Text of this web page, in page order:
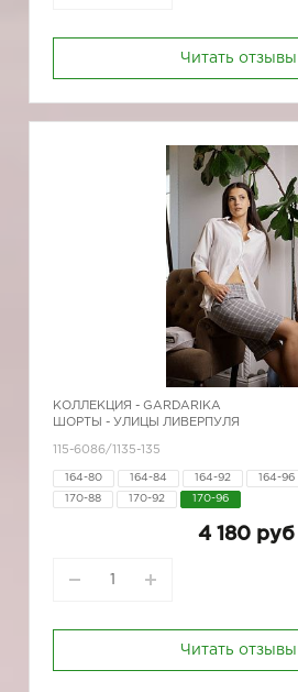
Читать отзывы
КОЛЛЕКЦИЯ - GARDARIKA
ШОРТЫ - УЛИЦЫ ЛИВЕРПУЛЯ
115-6086/1135-135
164-80 164-84 164-92 164-96
170-88 170-92 170-96
4 180 руб
Читать отзывы